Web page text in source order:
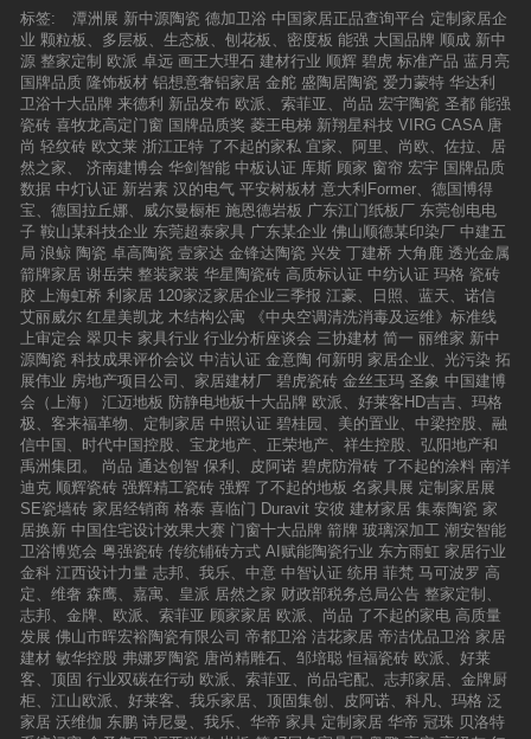
标签:
潭洲展 新中源陶瓷 德加卫浴 中国家居正品查询平台 定制家居企
业 颗粒板、多层板、生态板、刨花板、密度板 能强 大国品牌 顺成 新中
源 整家定制 欧派 卓远 画王大理石 建材行业 顺辉 碧虎 标准产品 蓝月亮
国牌品质 隆饰板材 铝想意奢铝家居 金舵 盛陶居陶瓷 爱力蒙特 华达利
卫浴十大品牌 来德利 新品发布 欧派、索菲亚、尚品 宏宇陶瓷 圣都 能强
瓷砖 喜牧龙高定门窗 国牌品质奖 菱王电梯 新翔星科技 VIRG CASA 唐
尚 轻纹砖 欧文莱 浙江正特 了不起的家私 宜家、阿里、尚欧、佐拉、居
然之家、
济南建博会 华剑智能 中板认证 库斯 顾家 窗帘 宏宇 国牌品质
数据 中灯认证 新岩素 汉的电气 平安树板材 意大利Former、德国博得
宝、德国拉丘娜、威尔曼橱柜 施恩德岩板 广东江门纸板厂 东莞创电电
子 鞍山某科技企业 东莞超泰家具 广东某企业 佛山顺德某印染厂 中建五
局 浪鲸 陶瓷 卓高陶瓷 壹家达 金锋达陶瓷 兴发 丁建桥 大角鹿 透光金属
箭牌家居 谢岳荣 整装家装 华星陶瓷砖 高质标认证 中纺认证 玛格 瓷砖
胶
上海虹桥 利家居 120家泛家居企业三季报 江豪、日照、蓝天、诺信
艾丽威尔 红星美凯龙 木结构公寓
《中央空调清洗消毒及运维》标准线
上审定会 翠贝卡 家具行业 行业分析座谈会 三协建材 简一 丽维家 新中
源陶瓷 科技成果评价会议 中洁认证 金意陶 何新明 家居企业、光污染 拓
展伟业 房地产项目公司、家居建材厂 碧虎瓷砖 金丝玉玛 圣象 中国建博
会（上海）
汇迈地板 防静电地板十大品牌 欧派、好莱客HD吉吉、玛格
极、客来福革物、定制家居 中照认证 碧桂园、美的置业、中梁控股、融
信中国、时代中国控股、宝龙地产、正荣地产、祥生控股、弘阳地产和
禹洲集团。
尚品 通达创智 保利、皮阿诺 碧虎防滑砖 了不起的涂料 南洋
迪克 顺辉瓷砖 强辉精工瓷砖 强辉 了不起的地板 名家具展 定制家居展
SE瓷墙砖 家居经销商 格泰 喜临门 Duravit 安彼 建材家居 集泰陶瓷 家
居换新 中国住宅设计效果大赛 门窗十大品牌 箭牌 玻璃深加工 潮安智能
卫浴博览会 粤强瓷砖 传统铺砖方式 AI赋能陶瓷行业 东方雨虹 家居行业
金科 江西设计力量 志邦、我乐、中意 中智认证 统用 菲梵 马可波罗 高
定、维奢 森鹰、嘉寓、皇派 居然之家 财政部税务总局公告 整家定制、
志邦、金牌、欧派、索菲亚 顾家家居 欧派、尚品 了不起的家电 高质量
发展 佛山市晖宏裕陶瓷有限公司 帝都卫浴 洁花家居 帝洁优品卫浴 家居
建材 敏华控股 弗娜罗陶瓷 唐尚精雕石、邹培聪 恒福瓷砖 欧派、好莱
客、顶固 行业双碳在行动 欧派、索菲亚、尚品宅配、志邦家居、金牌厨
柜、江山欧派、好莱客、我乐家居、顶固集创、皮阿诺、科凡、玛格 泛
家居 沃维伽 东鹏 诗尼曼、我乐、华帝 家具 定制家居 华帝 冠珠 贝洛特